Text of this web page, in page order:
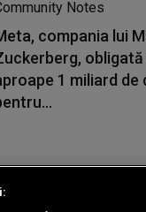
compania lui
1 miliard de